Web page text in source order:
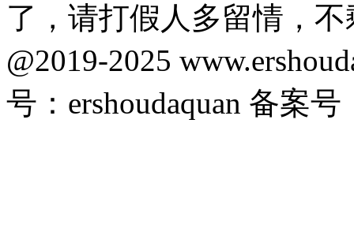
了，请打假人多留情，
@2019-2025
号：ershoudaquan 备案